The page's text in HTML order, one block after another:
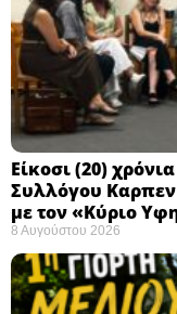
Eίκοσι (20)
Συλλόγου
με τον «Κύριο
8 Αυγούστου 2026